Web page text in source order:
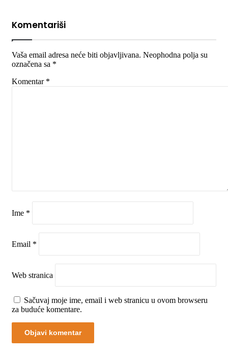
Komentariši
Vaša email adresa neće biti objavljivana. Neophodna polja su
označena sa *
Komentar *
Ime *
Email *
Web stranica
Sačuvaj moje ime, email i web stranicu u ovom browseru
za buduće komentare.